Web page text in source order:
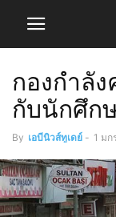
กองกำลั
กับนักศึก
By เอบีนิวส์ทูเดย์ - 1 มก